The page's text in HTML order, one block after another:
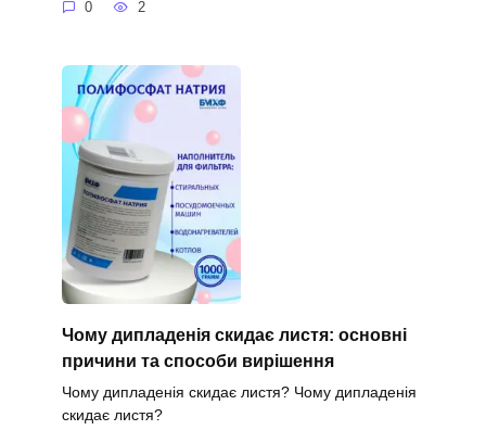
0 2
Чому дипладенія скидає листя: основні
причини та способи вирішення
Чому дипладенія скидає листя? Чому дипладенія
скидає листя?